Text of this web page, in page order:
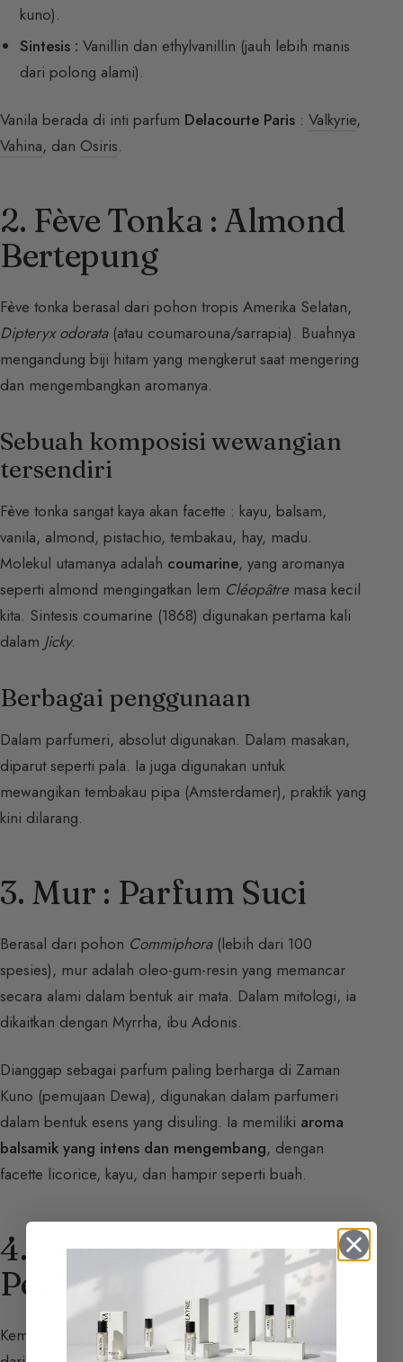
kuno).
Sintesis : Vanillin dan ethylvanillin (jauh lebih manis
dari polong alami).
Vanila berada di inti parfum Delacourte Paris : Valkyrie,
Vahina, dan Osiris.
2. Fève Tonka : Almond
Bertepung
Fève tonka berasal dari pohon tropis Amerika Selatan,
Dipteryx odorata(atau coumarouna/sarrapia). Buahnya
mengandung biji hitam yang mengkerut saat mengering
dan mengembangkan aromanya.
Sebuah komposisi wewangian
tersendiri
Fève tonka sangat kaya akan facette : kayu, balsam,
vanila, almond, pistachio, tembakau, hay, madu.
Molekul utamanya adalah coumarine, yang aromanya
seperti almond mengingatkan lem Cléopâtremasa kecil
kita. Sintesis coumarine (1868) digunakan pertama kali
dalam Jicky.
Berbagai penggunaan
Dalam parfumeri, absolut digunakan. Dalam masakan,
diparut seperti pala. Ia juga digunakan untuk
mewangikan tembakau pipa (Amsterdamer), praktik yang
kini dilarang.
3. Mur : Parfum Suci
Berasal dari pohon Commiphora(lebih dari 100
spesies), mur adalah oleo-gum-resin yang memancar
secara alami dalam bentuk air mata. Dalam mitologi, ia
dikaitkan dengan Myrrha, ibu Adonis.
Dianggap sebagai parfum paling berharga di Zaman
Kuno (pemujaan Dewa), digunakan dalam parfumeri
dalam bentuk esens yang disuling. Ia memiliki aroma
balsamik yang intens dan mengembang, dengan
facette licorice, kayu, dan hampir seperti buah.
4. Kemenyan (Oliban) :
Perlindungan Ilahi
Kemenyan (atau Oliban) adalah getah yang dikumpulkan